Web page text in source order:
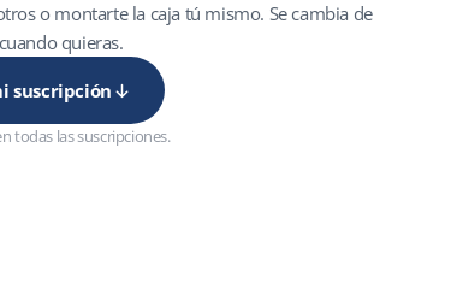
o montarte la caja tú mismo. Se cambia de
quieras.
suscripción
todas las suscripciones.